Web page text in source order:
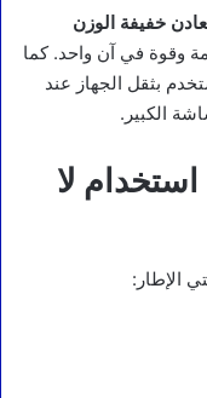
خفيفة الوزن
وقوة في آن واحد. كما
بثقل الجهاز عند
الكبير.
لا